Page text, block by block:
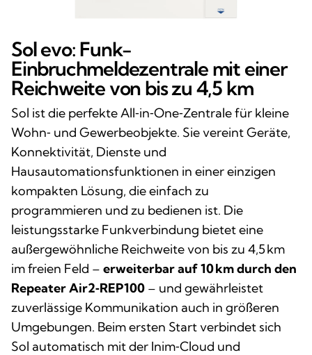
Sol evo: Funk-
Einbruchmeldezentrale mit einer
Reichweite von bis zu 4,5 km
Sol ist die perfekte All‑in‑One‑Zentrale für kleine
Wohn‑ und Gewerbeobjekte. Sie vereint Geräte,
Konnektivität, Dienste und
Hausautomationsfunktionen in einer einzigen
kompakten Lösung, die einfach zu
programmieren und zu bedienen ist. Die
leistungsstarke Funkverbindung bietet eine
außergewöhnliche Reichweite von bis zu 4,5 km
im freien Feld – erweiterbar auf 10 km durch den
Repeater Air2‑REP100 – und gewährleistet
zuverlässige Kommunikation auch in größeren
Umgebungen. Beim ersten Start verbindet sich
Sol automatisch mit der Inim‑Cloud und